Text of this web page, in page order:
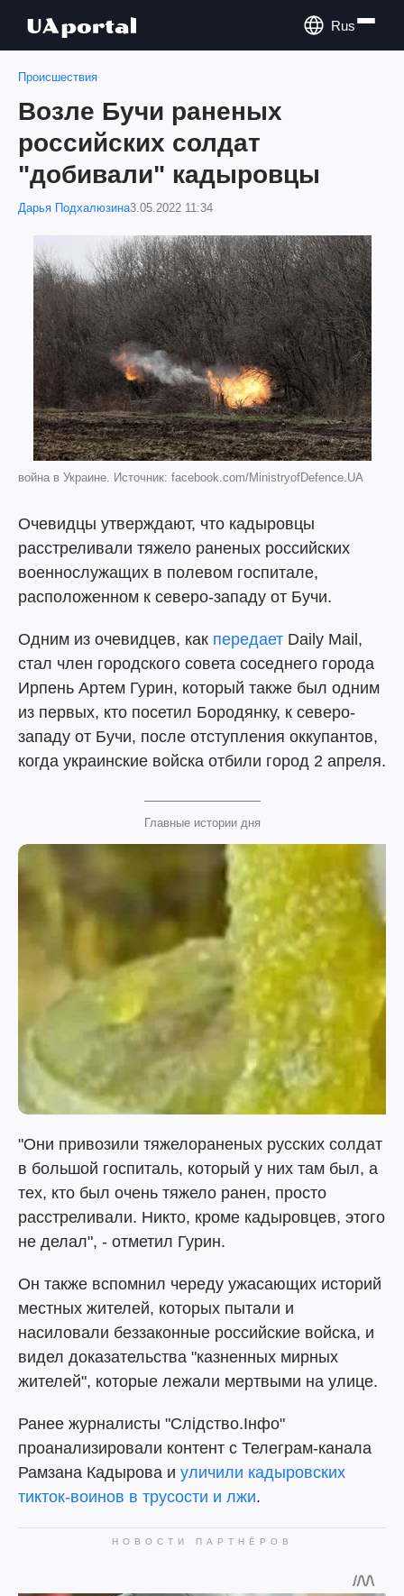
Rus
Происшествия
Возле Бучи раненых
российских солдат
"добивали" кадыровцы
Дарья Подхалюзина3.05.2022 11:34
война в Украине. Источник: facebook.com/MinistryofDefence.UA
Очевидцы утверждают, что кадыровцы
расстреливали тяжело раненых российских
военнослужащих в полевом госпитале,
расположенном к северо-западу от Бучи.
Одним из очевидцев, как передает Daily Mail,
стал член городского совета соседнего города
Ирпень Артем Гурин, который также был одним
из первых, кто посетил Бородянку, к северо-
западу от Бучи, после отступления оккупантов,
когда украинские войска отбили город 2 апреля.
Главные истории дня
"Они привозили тяжелораненых русских солдат
в большой госпиталь, который у них там был, а
тех, кто был очень тяжело ранен, просто
расстреливали. Никто, кроме кадыровцев, этого
не делал", - отметил Гурин.
Он также вспомнил череду ужасающих историй
местных жителей, которых пытали и
насиловали беззаконные российские войска, и
видел доказательства "казненных мирных
жителей", которые лежали мертвыми на улице.
Ранее журналисты "Слідство.Інфо"
проанализировали контент с Телеграм-канала
Рамзана Кадырова и уличили кадыровских
тикток-воинов в трусости и лжи.